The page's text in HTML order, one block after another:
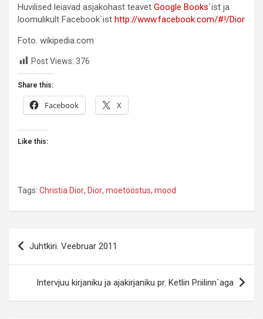
Huvilised leiavad asjakohast teavet Google Books`ist ja
loomulikult Facebook`ist http://www.facebook.com/#!/Dior
Foto. wikipedia.com
Post Views: 376
Share this:
Facebook X
Like this:
Tags: Christia Dior, Dior, moetööstus, mood
Navigeerimine
Juhtkiri. Veebruar 2011
Intervjuu kirjaniku ja ajakirjaniku pr. Ketlin Priilinn`aga